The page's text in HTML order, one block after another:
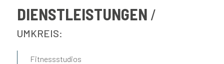
DIENSTLEISTUNGEN
UMKREIS:
Fitnessstudios